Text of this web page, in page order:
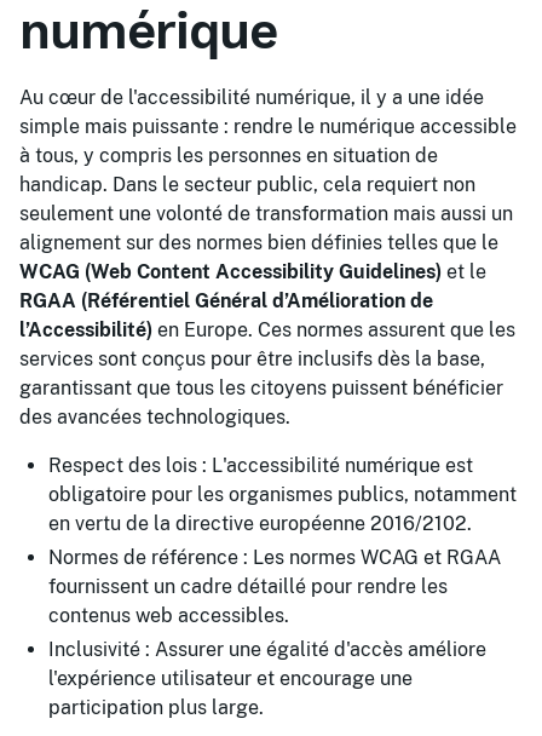
numérique
Au cœur de l'accessibilité numérique, il y a une idée
simple mais puissante : rendre le numérique accessible
à tous, y compris les personnes en situation de
handicap. Dans le secteur public, cela requiert non
seulement une volonté de transformation mais aussi un
alignement sur des normes bien définies telles que le
WCAG (Web Content Accessibility Guidelines) et le
RGAA (Référentiel Général d’Amélioration de
l’Accessibilité) en Europe. Ces normes assurent que les
services sont conçus pour être inclusifs dès la base,
garantissant que tous les citoyens puissent bénéficier
des avancées technologiques.
Respect des lois : L'accessibilité numérique est
obligatoire pour les organismes publics, notamment
en vertu de la directive européenne 2016/2102.
Normes de référence : Les normes WCAG et RGAA
fournissent un cadre détaillé pour rendre les
contenus web accessibles.
Inclusivité : Assurer une égalité d'accès améliore
l'expérience utilisateur et encourage une
participation plus large.